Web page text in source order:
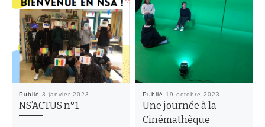
Publié 3 janvier 2023
NS’ACTUS n°1
Publié 19 octobre 2023
Une journée à la
Cinémathèque